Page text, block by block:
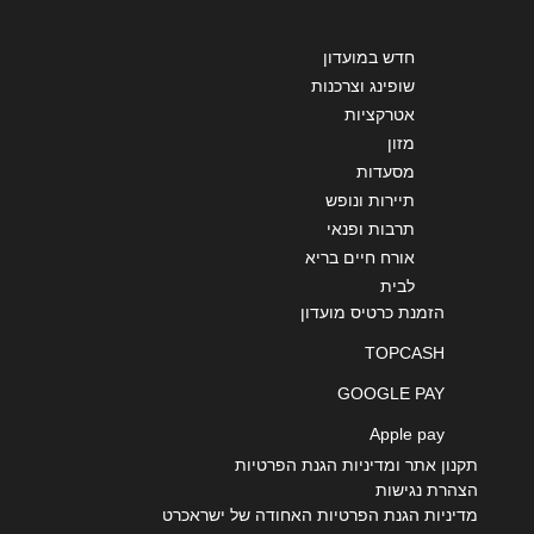
חדש במועדון
שופינג וצרכנות
אטרקציות
מזון
מסעדות
תיירות ונופש
תרבות ופנאי
אורח חיים בריא
לבית
הזמנת כרטיס מועדון
TOPCASH
GOOGLE PAY
Apple pay
תקנון אתר ומדיניות הגנת הפרטיות
הצהרת נגישות
מדיניות הגנת הפרטיות האחודה של ישראכרט